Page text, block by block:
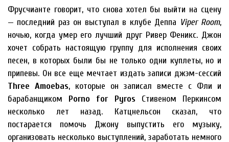
Фрусчианте говорит, что снова хотел бы выйти на сцену
— последний раз он выступал в клубе Деппа Viper Room,
ночью, когда умер его лучший друг Ривер Феникс. Джон
хочет собрать настоящую группу для исполнения своих
песен, в которых были бы не только одни куплеты, но и
припевы. Он все еще мечтает издать записи джэм-сессий
Three Amoebas, которые он записал вместе с Фли и
барабанщиком Porno for PyrosСтивеном Перкинсом
несколько лет назад. Катцнельсон сказал, что
постарается помочь Джону выпустить его музыку,
организовать несколько выступлений, заработать немного